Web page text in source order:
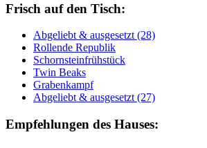
Frisch auf den Tisch:
Ab­ge­liebt & aus­ge­setzt (28)
Rol­len­de Re­pu­blik
Schorn­stein­früh­stück
Twin Beaks
Gra­ben­kampf
Ab­ge­liebt & aus­ge­setzt (27)
Empfehlungen des Hauses: